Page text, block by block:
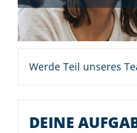
Werde Teil unseres Te
DEINE